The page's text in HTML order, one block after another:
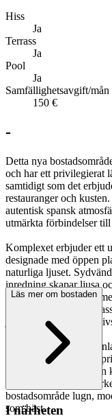
Hiss
Ja
Terrass
Ja
Pool
Ja
Samfällighetsavgift/mån
150 €
-
Detta nya
och har ett privilegierat
samtidigt som det
restauranger och
autentisk spansk
utmärkta förbindelser
Komplexet erbjuder ett
designade med öppen
naturliga ljuset.
inredning skapar ljusa
åretruntboende och
trädgårdar eller
jacuzzi för att förhöja
Boende kan njuta av
gemensam pool, samt
Med stränderna bara
och regionens
bostadsområde lugn,
som bäst.
Läs mer om bostaden
I närheten